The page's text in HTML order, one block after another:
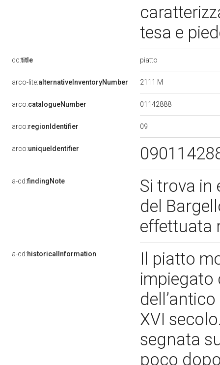
tesa e
dc:title piatto
arco-lite:alternativeInventoryNumber 2111 M
arco:catalogueNumber 01142888
arco:regionIdentifier 09
arco:uniqueIdentifier
a-cd:findingNote
Si trova in
del
effettuata
a-cd:historicalInformation
Il piatto
impiegato
XVI
segnata
poco